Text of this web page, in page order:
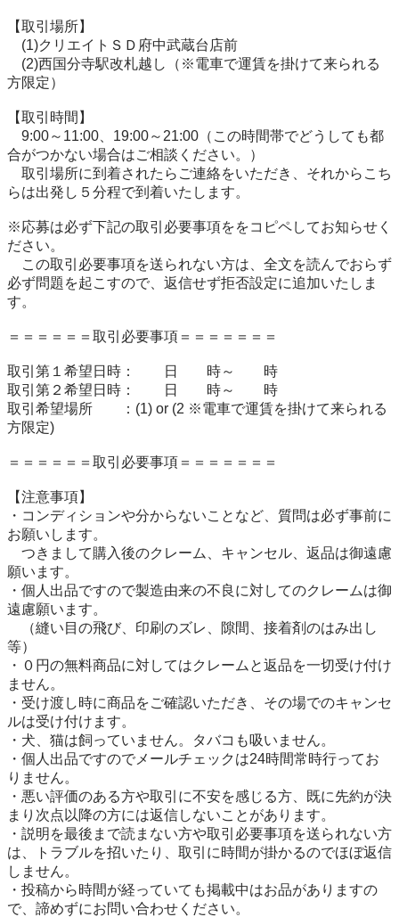
【取引場所】
(1)クリエイトＳＤ府中武蔵台店前
(2)西国分寺駅改札越し（※電車で運賃を掛けて来られる
方限定）
【取引時間】
9:00～11:00、19:00～21:00（この時間帯でどうしても都
合がつかない場合はご相談ください。）
取引場所に到着されたらご連絡をいただき、それからこち
らは出発し５分程で到着いたします。
※応募は必ず下記の取引必要事項ををコピペしてお知らせく
ださい。
この取引必要事項を送られない方は、全文を読んでおらず
必ず問題を起こすので、返信せず拒否設定に追加いたしま
す。
＝＝＝＝＝＝取引必要事項＝＝＝＝＝＝＝
取引第１希望日時：　　日　　時～　　時
取引第２希望日時：　　日　　時～　　時
取引希望場所　　：(1) or (2 ※電車で運賃を掛けて来られる
方限定)
＝＝＝＝＝＝取引必要事項＝＝＝＝＝＝＝
【注意事項】
・コンディションや分からないことなど、質問は必ず事前に
お願いします。
つきまして購入後のクレーム、キャンセル、返品は御遠慮
願います。
・個人出品ですので製造由来の不良に対してのクレームは御
遠慮願います。
（縫い目の飛び、印刷のズレ、隙間、接着剤のはみ出し
等）
・０円の無料商品に対してはクレームと返品を一切受け付け
ません。
・受け渡し時に商品をご確認いただき、その場でのキャンセ
ルは受け付けます。
・犬、猫は飼っていません。タバコも吸いません。
・個人出品ですのでメールチェックは24時間常時行ってお
りません。
・悪い評価のある方や取引に不安を感じる方、既に先約が決
まり次点以降の方には返信しないことがあります。
・説明を最後まで読まない方や取引必要事項を送られない方
は、トラブルを招いたり、取引に時間が掛かるのでほぼ返信
しません。
・投稿から時間が経っていても掲載中はお品がありますの
で、諦めずにお問い合わせください。